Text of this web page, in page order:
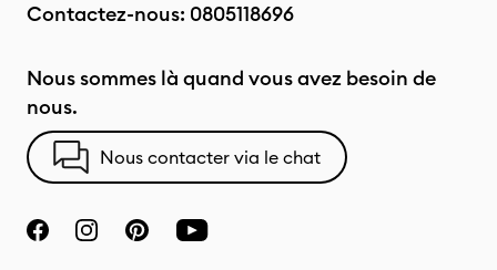
Contactez-nous: 0805118696
Nous sommes là quand vous avez besoin de
nous.
Nous contacter via le chat